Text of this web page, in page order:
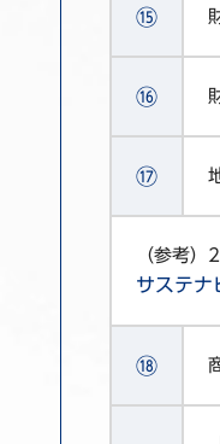
⑮
⑯
⑰
（参考
サステナ
⑱